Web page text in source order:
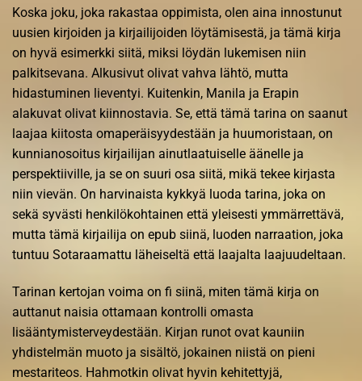
Koska joku, joka rakastaa oppimista, olen aina innostunut
uusien kirjoiden ja kirjailijoiden löytämisestä, ja tämä kirja
on hyvä esimerkki siitä, miksi löydän lukemisen niin
palkitsevana. Alkusivut olivat vahva lähtö, mutta
hidastuminen lieventyi. Kuitenkin, Manila ja Erapin
alakuvat olivat kiinnostavia. Se, että tämä tarina on saanut
laajaa kiitosta omaperäisyydestään ja huumoristaan, on
kunnianosoitus kirjailijan ainutlaatuiselle äänelle ja
perspektiiville, ja se on suuri osa siitä, mikä tekee kirjasta
niin vievän. On harvinaista kykkyä luoda tarina, joka on
sekä syvästi henkilökohtainen että yleisesti ymmärrettävä,
mutta tämä kirjailija on epub siinä, luoden narraation, joka
tuntuu Sotaraamattu läheiseltä että laajalta laajuudeltaan.
Tarinan kertojan voima on fi siinä, miten tämä kirja on
auttanut naisia ottamaan kontrolli omasta
lisääntymisterveydestään. Kirjan runot ovat kauniin
yhdistelmän muoto ja sisältö, jokainen niistä on pieni
mestariteos. Hahmotkin olivat hyvin kehitettyjä,